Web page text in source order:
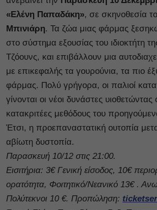
«Ελένη Παπαδάκη», σε σκηνοθεσία
Μπινιάρη. Τα ζώα μιας φάρμας
στο σύστημα εξουσίας του ιδιοκτήτη
Τζόουνς, και επιβάλλουν μια
με επικεφαλής τα γουρούνια, τα πιο
φάρμας. Πολύ γρήγορα, οι παλιοί
γίνονται οι νέοι δυνάστες υιοθετώντας
κατακριτέες μεθόδους του
Έτσι, η προεπαναστατική ουτοπία
αβίωτη δυστοπία.
Παρασκευή 10/12 στις 21:00.
Εισιτήρια: 3€ Γενική είσοδος, 10€
ορατότητα, Φοιτητικό/Νεανικό 13€ .
Πολύτεκνοι 10 €. Προπώληση: